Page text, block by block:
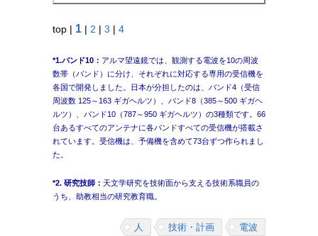
top | 1 | 2 | 3 | 4
*1.バンド10： アルマ望遠鏡では、観測する電波を10の周波
数帯（バンド）に分け、それぞれに対応する専用の受信機を
各国で開発しました。日本が分担したのは、バンド4（受信
周波数 125～163 ギガヘルツ）、バンド8（385～500 ギガヘ
ルツ）、バンド10（787～950 ギガヘルツ）の3種類です。66
台あるすべてのアンテナに各バンドすべての受信機が搭載さ
れています。受信機は、予備機を含めて73台ずつ作られまし
た。
*2. 研究技師： 天文学研究を技術面から支える技術系職員の
うち、助教相当の研究教育職。
人 技術・計画 電波